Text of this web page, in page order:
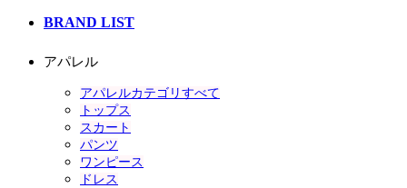
BRAND LIST
アパレル
アパレルカテゴリすべて
トップス
スカート
パンツ
ワンピース
ドレス